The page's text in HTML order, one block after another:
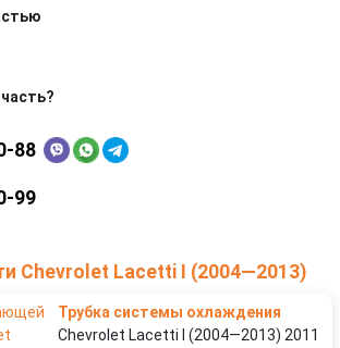
88
99
Chevrolet Lacetti I (2004—2013)
Трубка системы охлаждения
Chevrolet Lacetti I (2004—2013) 2011